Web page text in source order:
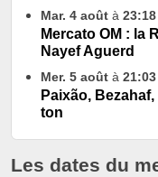
Mar. 4 août à 23:18
Mercato OM : la
Nayef Aguerd
Mer. 5 août à 21:03
Paixão,
ton
Les dates du